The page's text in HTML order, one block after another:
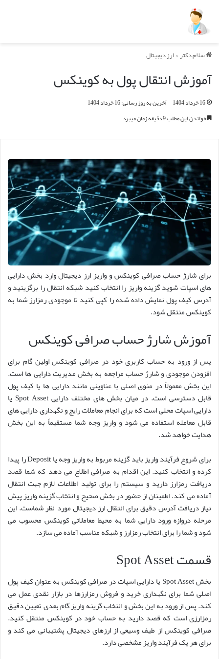
سلام دکتر>ارز دیجیتال
آموزش انتقال پول به کوینکس
16 خرداد 1404
آخرین به روز رسانی: 16 خرداد 1404
خواندن این مطلب 9 دقیقه زمان میبرد
برای شارژ حساب صرافی کوینکس و واریز ارز دیجیتال وارد بخش دارایی
های اسپات شوید گزینه واریز را انتخاب کنید شبکه انتقال را برگزینید و
آدرس کیف پول نمایش داده شده را کپی کنید تا موجودی رمزارز شما به
کوینکس منتقل شود.
آموزش شارژ حساب صرافی کوینکس
پس از ورود به حساب کاربری خود در صرافی کوینکس اولین گام برای
افزودن موجودی و شارژ حساب مراجعه به بخش مدیریت دارایی ها است.
این بخش معمولاً در منوی اصلی با عناوینی مانند دارایی ها یا کیف پول
قابل دسترسی است. در میان بخش های مختلف دارایی Spot Asset یا
دارایی اسپات محلی است که برای انجام معاملات رایج و نگهداری دارایی های
قابل معامله استفاده می شود و واریز وجه شما مستقیماً به این بخش
هدایت خواهد شد.
برای شروع فرآیند واریز باید گزینه مربوط به واریز وجه یا Deposit را پیدا
کرده و انتخاب کنید. این اقدام به صرافی اطلاع می دهد که شما قصد
دریافت رمزارز دارید و سیستم را برای تولید اطلاعات لازم جهت انتقال
آماده می کند. اطمینان از حضور در بخش صحیح و انتخاب گزینه واریز پیش
نیاز دریافت آدرس دقیق برای انتقال ارز دیجیتال مورد نظر شماست. این
مرحله دروازه ورود دارایی شما به محیط معاملاتی کوینکس محسوب می
شود و شما را برای انتخاب رمزارز و شبکه مناسب آماده می سازد.
قسمت Spot Asset
بخش Spot Asset یا دارایی اسپات در صرافی کوینکس به عنوان کیف پول
اصلی شما برای نگهداری خرید و فروش رمزارزها در بازار نقدی عمل می
کند. پس از ورود به این بخش و انتخاب گزینه واریز گام بعدی تعیین دقیق
رمزارزی است که قصد دارید به حساب خود در کوینکس منتقل کنید.
صرافی کوینکس از طیف وسیعی از ارزهای دیجیتال پشتیبانی می کند و
برای هر یک فرآیند واریز مشخصی دارد.